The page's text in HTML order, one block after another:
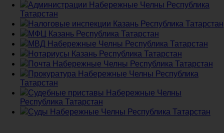
Администрации Набережные Челны Республика
Татарстан
Налоговые инспекции Казань Республика Татарстан
МФЦ Казань Республика Татарстан
МВД Набережные Челны Республика Татарстан
Нотариусы Казань Республика Татарстан
Почта Набережные Челны Республика Татарстан
Прокуратура Набережные Челны Республика
Татарстан
Судебные приставы Набережные Челны
Республика Татарстан
Суды Набережные Челны Республика Татарстан